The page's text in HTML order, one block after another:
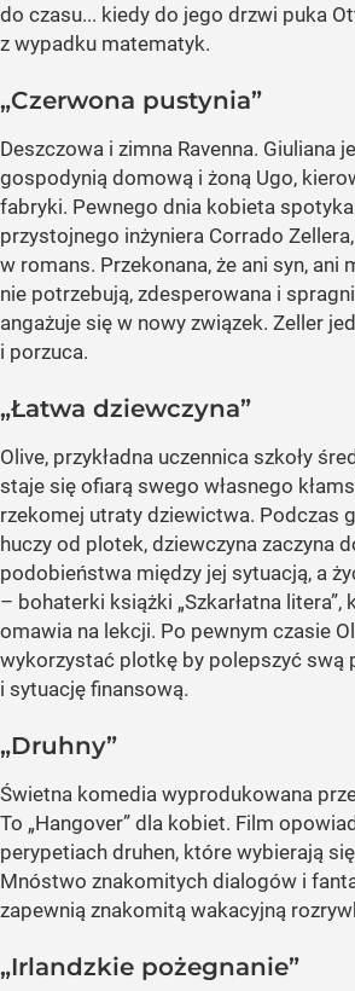
do czasu... kiedy do jego drzwi puka
z wypadku matematyk.
„Czerwona pustynia”
Deszczowa i zimna Ravenna. Giuliana
gospodynią domową i żoną Ugo,
fabryki. Pewnego dnia kobieta
przystojnego inżyniera Corrado
w romans. Przekonana, że ani syn, ani
nie potrzebują, zdesperowana i
angażuje się w nowy związek. Zeller
i porzuca.
„Łatwa dziewczyna”
Olive, przykładna uczennica szkoły
staje się ofiarą swego własnego
rzekomej utraty dziewictwa. Podczas
huczy od plotek, dziewczyna zaczyna
podobieństwa między jej sytuacją, a
– bohaterki książki „Szkarłatna litera”,
omawia na lekcji. Po pewnym czasie
wykorzystać plotkę by polepszyć swą
i sytuację finansową.
„Druhny”
Świetna komedia wyprodukowana
To „Hangover” dla kobiet. Film
perypetiach druhen, które wybierają
Mnóstwo znakomitych dialogów i
zapewnią znakomitą wakacyjną
„Irlandzkie pożegnanie”